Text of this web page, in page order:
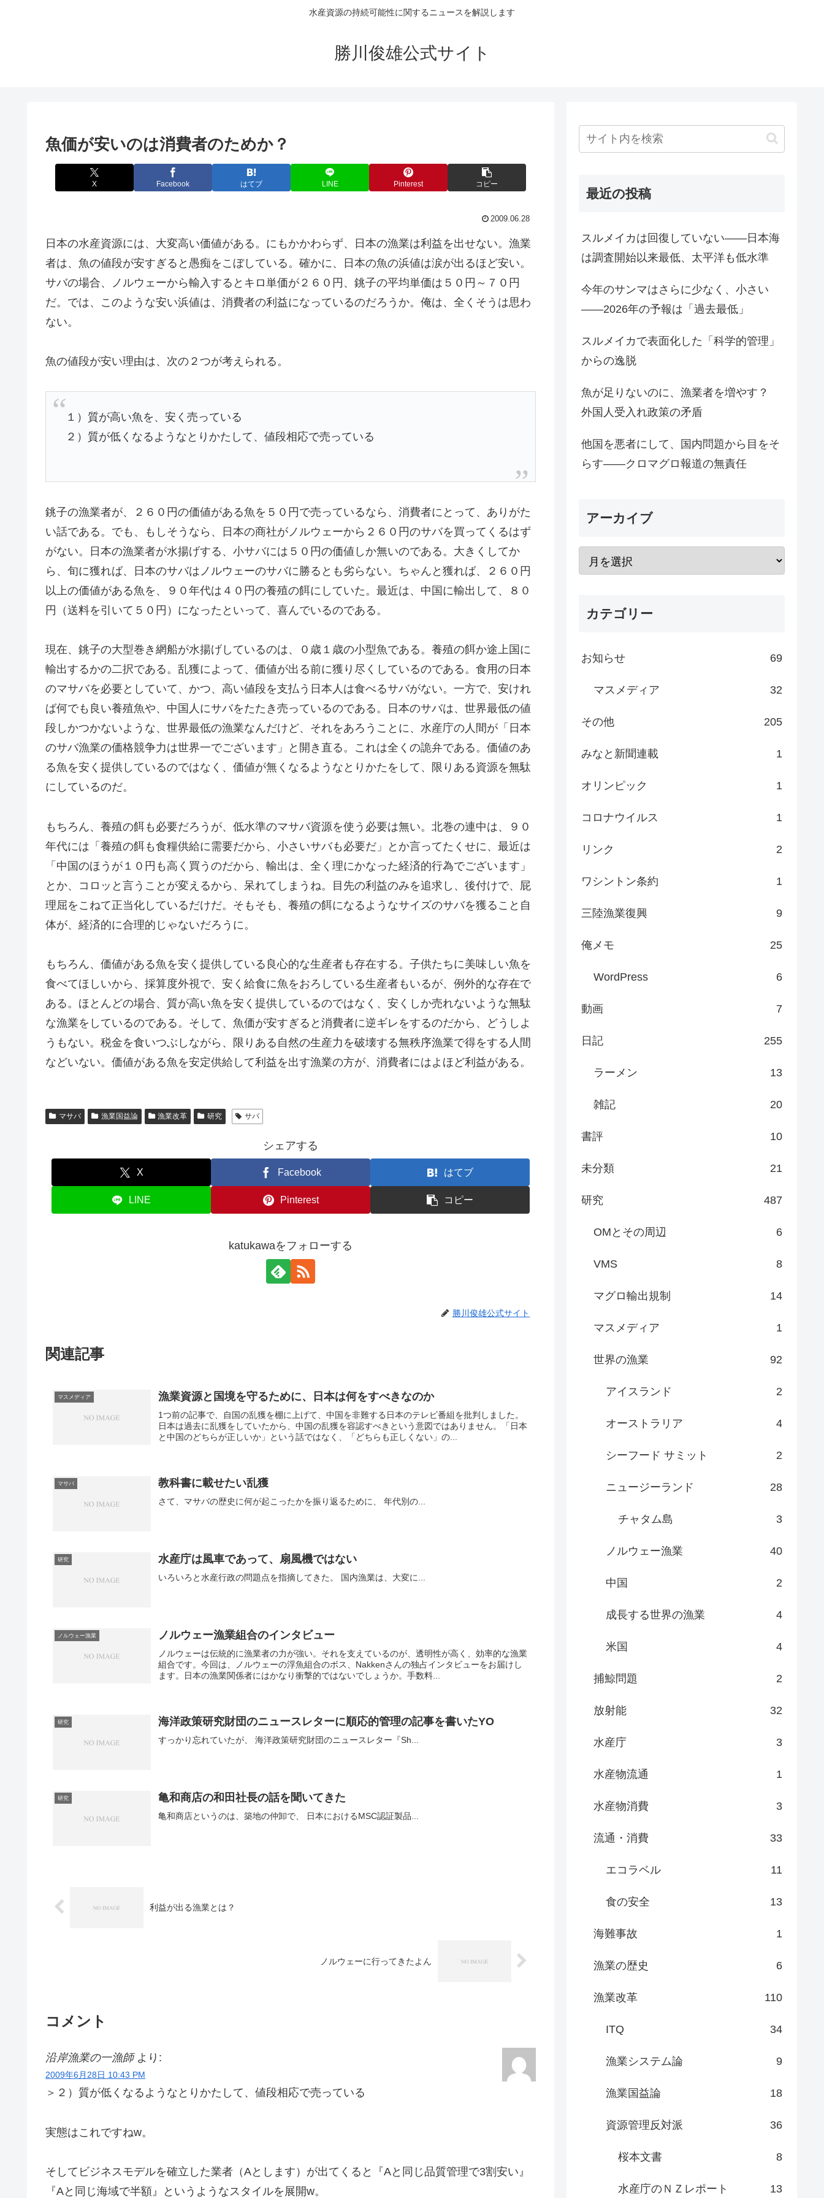
水産資源の持続可能性に関するニュースを解説します
勝川俊雄公式サイト
魚価が安いのは消費者のためか？
X Facebook はてブ LINE Pinterest コピー
2009.06.28
日本の水産資源には、大変高い価値がある。にもかかわらず、日本の漁業は利益を出せない。漁業
者は、魚の値段が安すぎると愚痴をこぼしている。確かに、日本の魚の浜値は涙が出るほど安い。
サバの場合、ノルウェーから輸入するとキロ単価が２６０円、銚子の平均単価は５０円～７０円
だ。では、このような安い浜値は、消費者の利益になっているのだろうか。俺は、全くそうは思わ
ない。
魚の値段が安い理由は、次の２つが考えられる。
１）質が高い魚を、安く売っている
２）質が低くなるようなとりかたして、値段相応で売っている
銚子の漁業者が、２６０円の価値がある魚を５０円で売っているなら、消費者にとって、ありがた
い話である。でも、もしそうなら、日本の商社がノルウェーから２６０円のサバを買ってくるはず
がない。日本の漁業者が水揚げする、小サバには５０円の価値しか無いのである。大きくしてか
ら、旬に獲れば、日本のサバはノルウェーのサバに勝るとも劣らない。ちゃんと獲れば、２６０円
以上の価値がある魚を、９０年代は４０円の養殖の餌にしていた。最近は、中国に輸出して、８０
円（送料を引いて５０円）になったといって、喜んでいるのである。
現在、銚子の大型巻き網船が水揚げしているのは、０歳１歳の小型魚である。養殖の餌か途上国に
輸出するかの二択である。乱獲によって、価値が出る前に獲り尽くしているのである。食用の日本
のマサバを必要としていて、かつ、高い値段を支払う日本人は食べるサバがない。一方で、安けれ
ば何でも良い養殖魚や、中国人にサバをたたき売っているのである。日本のサバは、世界最低の値
段しかつかないような、世界最低の漁業なんだけど、それをあろうことに、水産庁の人間が「日本
のサバ漁業の価格競争力は世界一でございます」と開き直る。これは全くの詭弁である。価値のあ
る魚を安く提供しているのではなく、価値が無くなるようなとりかたをして、限りある資源を無駄
にしているのだ。
もちろん、養殖の餌も必要だろうが、低水準のマサバ資源を使う必要は無い。北巻の連中は、９０
年代には「養殖の餌も食糧供給に需要だから、小さいサバも必要だ」とか言ってたくせに、最近は
「中国のほうが１０円も高く買うのだから、輸出は、全く理にかなった経済的行為でございます」
とか、コロッと言うことが変えるから、呆れてしまうね。目先の利益のみを追求し、後付けで、屁
理屈をこねて正当化しているだけだ。そもそも、養殖の餌になるようなサイズのサバを獲ること自
体が、経済的に合理的じゃないだろうに。
もちろん、価値がある魚を安く提供している良心的な生産者も存在する。子供たちに美味しい魚を
食べてほしいから、採算度外視で、安く給食に魚をおろしている生産者もいるが、例外的な存在で
ある。ほとんどの場合、質が高い魚を安く提供しているのではなく、安くしか売れないような無駄
な漁業をしているのである。そして、魚価が安すぎると消費者に逆ギレをするのだから、どうしよ
うもない。税金を食いつぶしながら、限りある自然の生産力を破壊する無秩序漁業で得をする人間
などいない。価値がある魚を安定供給して利益を出す漁業の方が、消費者にはよほど利益がある。
マサバ 漁業国益論 漁業改革 研究 サバ
シェアする
X Facebook はてブ
LINE Pinterest コピー
katukawaをフォローする
勝川俊雄公式サイト
関連記事
マスメディア 漁業資源と国境を守るために、日本は何をすべきなのか
1つ前の記事で、自国の乱獲を棚に上げて、中国を非難する日本のテレビ番組を批判しました。
日本は過去に乱獲をしていたから、中国の乱獲を容認すべきという意図ではありません。「日本
と中国のどちらが正しいか」という話ではなく、「どちらも正しくない」の...
マサバ 教科書に載せたい乱獲
さて、マサバの歴史に何が起こったかを振り返るために、 年代別の...
研究 水産庁は風車であって、扇風機ではない
いろいろと水産行政の問題点を指摘してきた。 国内漁業は、大変に...
ノルウェー漁業 ノルウェー漁業組合のインタビュー
ノルウェーは伝統的に漁業者の力が強い。それを支えているのが、透明性が高く、効率的な漁業
組合です。今回は、ノルウェーの浮魚組合のボス、Nakkenさんの独占インタビューをお届けし
ます。日本の漁業関係者にはかなり衝撃的ではないでしょうか。手数料...
研究 海洋政策研究財団のニュースレターに順応的管理の記事を書いたYO
すっかり忘れていたが、 海洋政策研究財団のニュースレター『Sh...
研究 亀和商店の和田社長の話を聞いてきた
亀和商店というのは、築地の仲卸で、 日本におけるMSC認証製品...
利益が出る漁業とは？
ノルウェーに行ってきたよん
コメント
沿岸漁業の一漁師 より:
2009年6月28日 10:43 PM
＞２）質が低くなるようなとりかたして、値段相応で売っている
実態はこれですねw。
そしてビジネスモデルを確立した業者（Aとします）が出てくると『Aと同じ品質管理で3割安い』
『Aと同じ海域で半額』というようなスタイルを展開w。
最近の投稿
スルメイカは回復していない――日本海
は調査開始以来最低、太平洋も低水準
今年のサンマはさらに少なく、小さい
――2026年の予報は「過去最低」
スルメイカで表面化した「科学的管理」
からの逸脱
魚が足りないのに、漁業者を増やす？
外国人受入れ政策の矛盾
他国を悪者にして、国内問題から目をそ
らす――クロマグロ報道の無責任
アーカイブ
カテゴリー
お知らせ 69
マスメディア 32
その他 205
みなと新聞連載 1
オリンピック 1
コロナウイルス 1
リンク 2
ワシントン条約 1
三陸漁業復興 9
俺メモ 25
WordPress 6
動画 7
日記 255
ラーメン 13
雑記 20
書評 10
未分類 21
研究 487
OMとその周辺 6
VMS 8
マグロ輸出規制 14
マスメディア 1
世界の漁業 92
アイスランド 2
オーストラリア 4
シーフード サミット 2
ニュージーランド 28
チャタム島 3
ノルウェー漁業 40
中国 2
成長する世界の漁業 4
米国 4
捕鯨問題 2
放射能 32
水産庁 3
水産物流通 1
水産物消費 3
流通・消費 33
エコラベル 11
食の安全 13
海難事故 1
漁業の歴史 6
漁業改革 110
ITQ 34
漁業システム論 9
漁業国益論 18
資源管理反対派 36
桜本文書 8
水産庁のＮＺレポート 13